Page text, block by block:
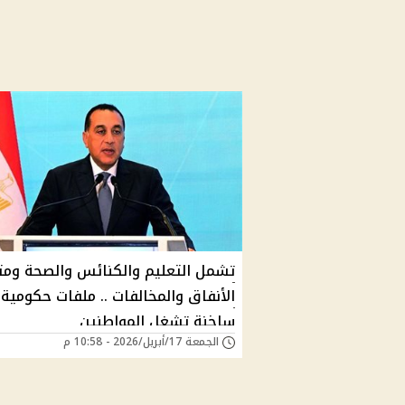
تشمل التعليم والكنائس والصحة
الأنفاق والمخالفات .. ملفات حكومية
ساخنة تشغل المواطنين
الجمعة 17/أبريل/2026 - 10:58 م